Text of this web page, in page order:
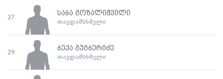
27
საბა გოზალიშვილი
თავდამსხმელი
29
ბექა გუგბერიძე
თავდამსხმელი